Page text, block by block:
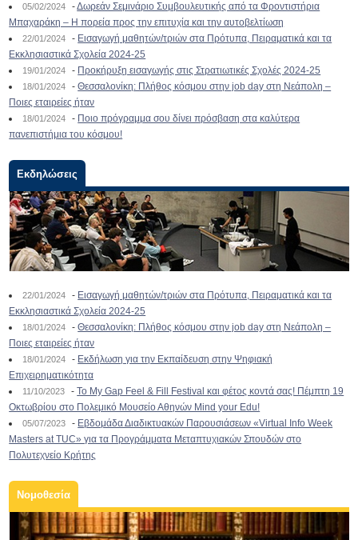
05/02/2024 -Δωρεάν Σεμινάριο Συμβουλευτικής από τα Φροντιστήρια
Μπαχαράκη – Η πορεία προς την επιτυχία και την αυτοβελτίωση
22/01/2024 - Εισαγωγή μαθητών/τριών στα Πρότυπα, Πειραματικά και τα
Εκκλησιαστικά Σχολεία 2024-25
19/01/2024 - Προκήρυξη εισαγωγής στις Στρατιωτικές Σχολές 2024-25
18/01/2024 -Θεσσαλονίκη: Πλήθος κόσμου στην job day στη Νεάπολη –
Ποιες εταιρείες ήταν
18/01/2024 - Ποιο πρόγραμμα σου δίνει πρόσβαση στα καλύτερα
πανεπιστήμια του κόσμου!
Εκδηλώσεις
22/01/2024 - Εισαγωγή μαθητών/τριών στα Πρότυπα, Πειραματικά και τα
Εκκλησιαστικά Σχολεία 2024-25
18/01/2024 -Θεσσαλονίκη: Πλήθος κόσμου στην job day στη Νεάπολη –
Ποιες εταιρείες ήταν
18/01/2024 - Εκδήλωση για την Εκπαίδευση στην Ψηφιακή
Επιχειρηματικότητα
11/10/2023 -To My Gap Feel & Fill Festival και φέτος κοντά σας! Πέμπτη 19
Οκτωβρίου στο Πολεμικό Μουσείο Αθηνών Mind your Edu!
05/07/2023 - Εβδομάδα Διαδικτυακών Παρουσιάσεων «Virtual Info Week
Masters at TUC» για τα Προγράμματα Μεταπτυχιακών Σπουδών στο
Πολυτεχνείο Κρήτης
Νομοθεσία